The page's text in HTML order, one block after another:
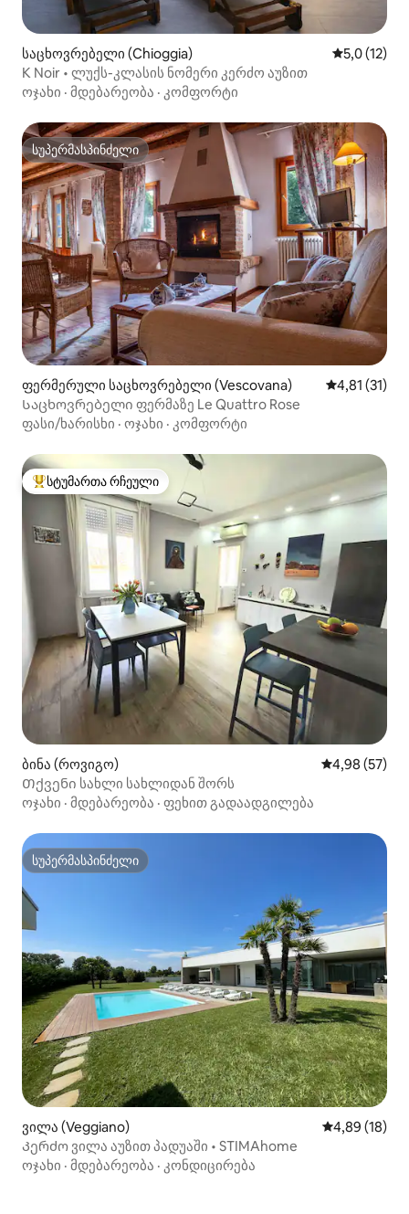
საცხოვრებელი (Chioggia) საშუალო
5,0 (12)
K Noir • ლუქს-კლასის ნომერი კერძო აუზით
ოჯახი · მდებარეობა · კომფორტი
სუპერმასპინძელი
სუპერმასპინძელი
ფერმერული საცხოვრებელი (Vescovana) საშუალო
4,81 (31)
Საცხოვრებელი ფერმაზე Le Quattro Rose
ფასი/ხარისხი · ოჯახი · კომფორტი
სტუმართა რჩეული მოწინავე ვარიანტი
სტუმართა რჩეული
ბინა (როვიგო) საშუალო
4,98 (57)
Თქვენი სახლი სახლიდან შორს
ოჯახი · მდებარეობა · ფეხით გადაადგილება
სუპერმასპინძელი
სუპერმასპინძელი
ვილა (Veggiano) საშუალო
4,89 (18)
Კერძო ვილა აუზით პადუაში • STIMAhome
ოჯახი · მდებარეობა · კონდიცირება